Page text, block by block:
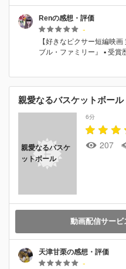
Renの感想・評価
-
【好きなピクサー短編映
ブル・ファミリー』 ▪︎ 受賞
親愛なるバスケットボール
親愛なるバスケ
ットボール
6分
207
動画配信サービ
天津甘栗の感想・評価
-